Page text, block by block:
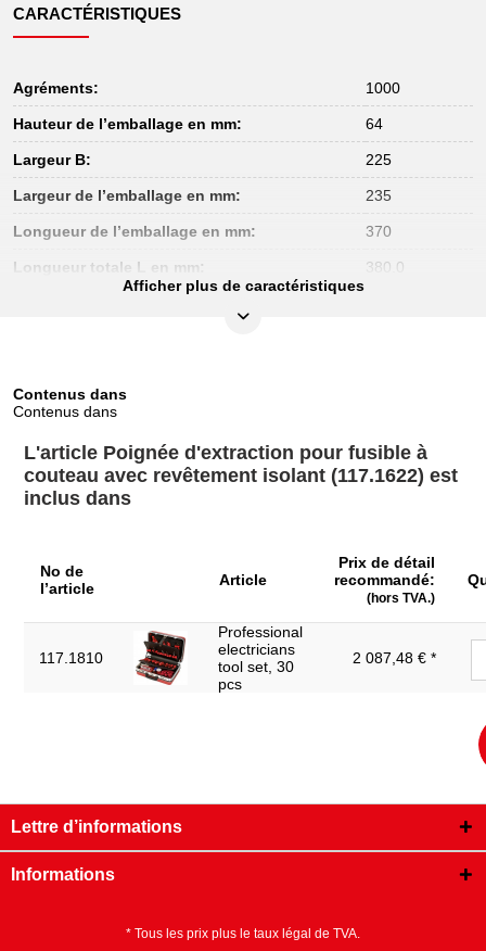
CARACTÉRISTIQUES
Agréments: 1000
Hauteur de l’emballage en mm: 64
Largeur B: 225
Largeur de l’emballage en mm: 235
Longueur de l’emballage en mm: 370
Longueur totale L en mm: 380.0
Afficher plus de caractéristiques
Contenus dans
Contenus dans
L'article Poignée d'extraction pour fusible à
couteau avec revêtement isolant (117.1622) est
inclus dans
No de
l’article
Article
Prix de détail
recommandé:
(hors TVA.)
117.1810
Professional
electricians
tool set, 30
pcs
2 087,48 € *
Lettre d’informations
Informations
* Tous les prix plus le taux légal de TVA.